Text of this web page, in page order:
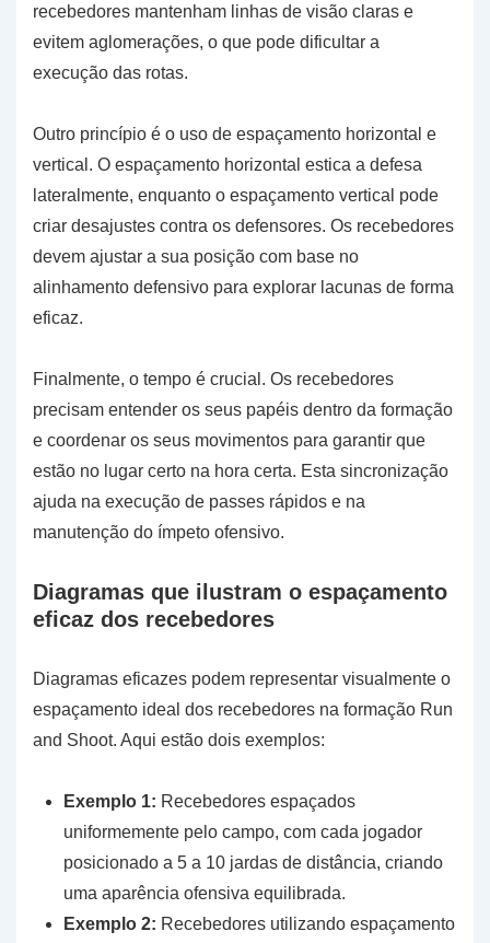
recebedores mantenham linhas de visão claras e
evitem aglomerações, o que pode dificultar a
execução das rotas.
Outro princípio é o uso de espaçamento horizontal e
vertical. O espaçamento horizontal estica a defesa
lateralmente, enquanto o espaçamento vertical pode
criar desajustes contra os defensores. Os recebedores
devem ajustar a sua posição com base no
alinhamento defensivo para explorar lacunas de forma
eficaz.
Finalmente, o tempo é crucial. Os recebedores
precisam entender os seus papéis dentro da formação
e coordenar os seus movimentos para garantir que
estão no lugar certo na hora certa. Esta sincronização
ajuda na execução de passes rápidos e na
manutenção do ímpeto ofensivo.
Diagramas que ilustram o espaçamento
eficaz dos recebedores
Diagramas eficazes podem representar visualmente o
espaçamento ideal dos recebedores na formação Run
and Shoot. Aqui estão dois exemplos:
Exemplo 1: Recebedores espaçados
uniformemente pelo campo, com cada jogador
posicionado a 5 a 10 jardas de distância, criando
uma aparência ofensiva equilibrada.
Exemplo 2: Recebedores utilizando espaçamento